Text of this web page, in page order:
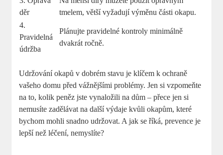
děr
tmelem, větší vyžadují výměnu části okapu.
4.
Pravidelná
údržba
Plánujte pravidelné kontroly minimálně
dvakrát ročně.
Udržování okapů v dobrém stavu je klíčem k ochraně
vašeho domu před vážnějšími problémy. Jen si vzpomeňte
na to, kolik peněz jste vynaložili na dům – přece jen si
nemusíte zadělávat na další výdaje kvůli okapům, které
bychom mohli snadno udržovat. A jak se říká, prevence je
lepší než léčení, nemyslíte?